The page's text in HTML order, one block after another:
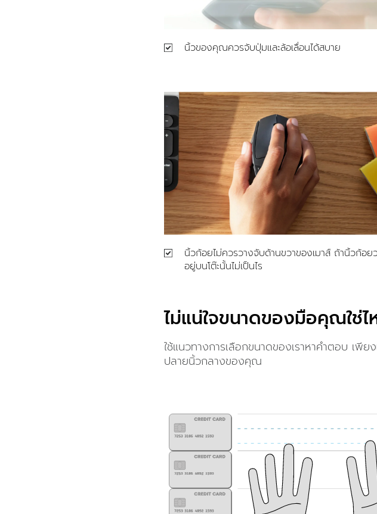
นิ้วของคุณควรจับปุ่มและล้อเลื่อนได้สบาย
นิ้วก้อยไม่ควรวางจับด้านขวาของเมาส์ ถ้านิ้วก้อย
อยู่บนโต๊ะนั้นไม่เป็นไร
ไม่แน่ใจขนาดของมือคุณใช่ไ
ใช้แนวทางการเลือกขนาดของเราหาคำตอบ เ
ปลายนิ้วกลางของคุณ